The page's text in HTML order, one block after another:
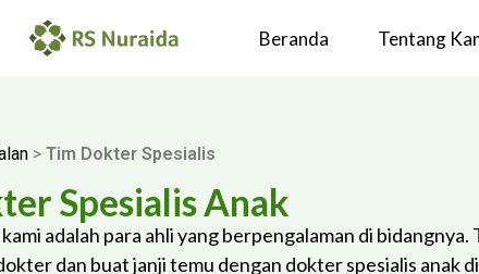
Beranda Tentang
> Tim Dokter Spesialis
Spesialis Anak
adalah para ahli yang berpengalaman di bidangnya.
dan buat janji temu dengan dokter spesialis anak